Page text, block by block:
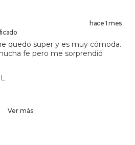
hace 1 mes
quedo super y es muy cómoda.
fe pero me sorprendió
Ver más